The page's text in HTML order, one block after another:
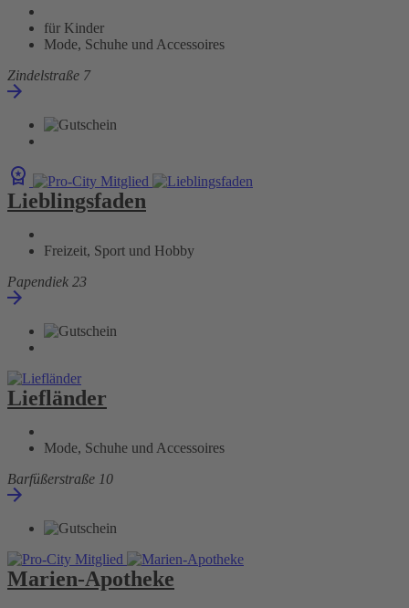
für Kinder
Mode, Schuhe und Accessoires
Zindelstraße 7
Lieblingsfaden
Freizeit, Sport und Hobby
Papendiek 23
Liefländer
Mode, Schuhe und Accessoires
Barfüßerstraße 10
Marien-Apotheke